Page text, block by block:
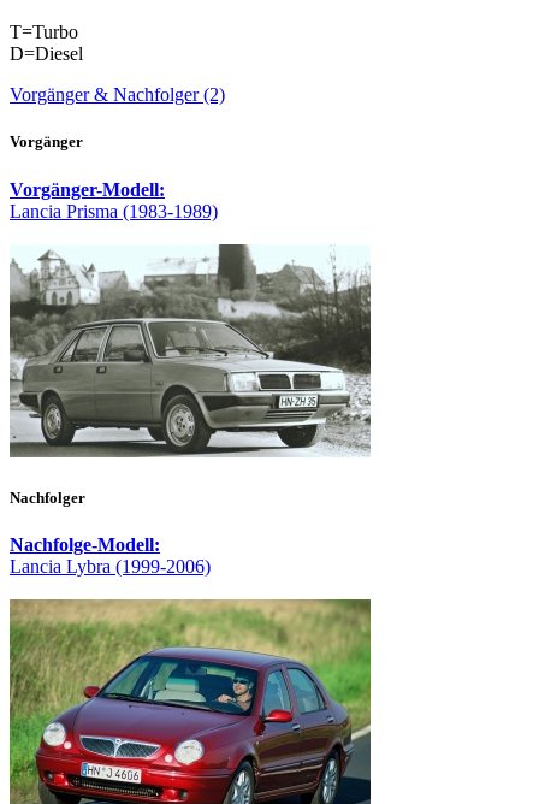
T=Turbo
D=Diesel
Vorgänger & Nachfolger (2)
Vorgänger
Vorgänger-Modell:
Lancia Prisma (1983-1989)
Nachfolger
Nachfolge-Modell:
Lancia Lybra (1999-2006)